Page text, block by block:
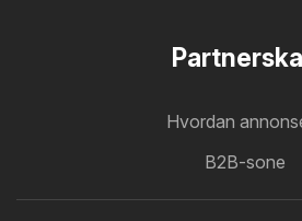
Hvordan
B2B-sone